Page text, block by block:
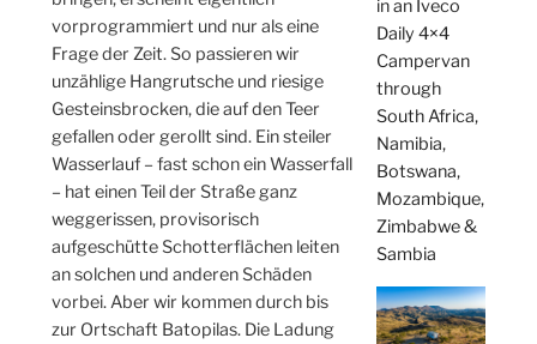
vorprogrammiert und nur als eine
Frage der Zeit. So passieren wir
unzählige Hangrutsche und riesige
Gesteinsbrocken, die auf den Teer
gefallen oder gerollt sind. Ein steiler
Wasserlauf – fast schon ein Wasserfall
– hat einen Teil der Straße ganz
weggerissen, provisorisch
aufgeschütte Schotterflächen leiten
an solchen und anderen Schäden
vorbei. Aber wir kommen durch bis
zur Ortschaft Batopilas. Die Ladung
in an Iveco
Daily 4×4
Campervan
through
South Africa,
Namibia,
Botswana,
Mozambique,
Zimbabwe &
Sambia